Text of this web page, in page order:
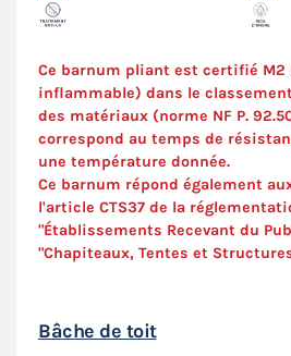
Ce barnum pliant est certifié
inflammable) dans le
des matériaux (norme NF P.
correspond au temps de
une température donnée.
Ce barnum répond également
l'article CTS37 de la
"Établissements Recevant du
"Chapiteaux, Tentes et
Bâche de toit